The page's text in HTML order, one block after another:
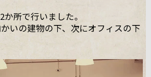
所で行いました。
いの建物の下、次にオフィスの下